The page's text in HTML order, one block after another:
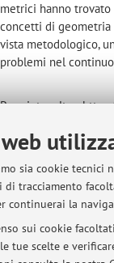
sia cookie tecnici
tracciamento
continuerai la
sui cookie
tue scelte e
metrici hanno
concetti di geometria
vista metodologico,
problemi nel
Preprint e altro:
MathSciNet: http://
© 2026 - ALMA MATER